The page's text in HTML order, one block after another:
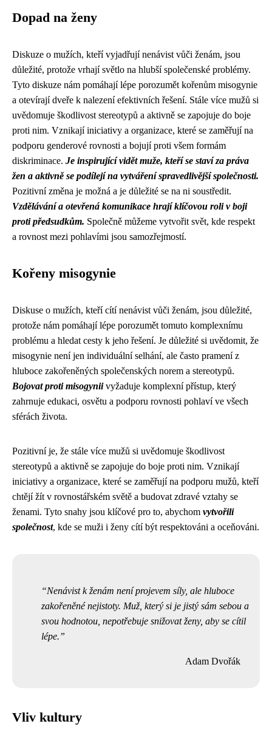
Dopad na ženy
Diskuze o mužích, kteří vyjadřují nenávist vůči ženám, jsou
důležité, protože vrhají světlo na hlubší společenské problémy.
Tyto diskuze nám pomáhají lépe porozumět kořenům misogynie
a otevírají dveře k nalezení efektivních řešení. Stále více mužů si
uvědomuje škodlivost stereotypů a aktivně se zapojuje do boje
proti nim. Vznikají iniciativy a organizace, které se zaměřují na
podporu genderové rovnosti a bojují proti všem formám
diskriminace. Je inspirující vidět muže, kteří se staví za práva
žen a aktivně se podílejí na vytváření spravedlivější společnosti.
Pozitivní změna je možná a je důležité se na ni soustředit.
Vzdělávání a otevřená komunikace hrají klíčovou roli v boji
proti předsudkům. Společně můžeme vytvořit svět, kde respekt
a rovnost mezi pohlavími jsou samozřejmostí.
Kořeny misogynie
Diskuse o mužích, kteří cítí nenávist vůči ženám, jsou důležité,
protože nám pomáhají lépe porozumět tomuto komplexnímu
problému a hledat cesty k jeho řešení. Je důležité si uvědomit, že
misogynie není jen individuální selhání, ale často pramení z
hluboce zakořeněných společenských norem a stereotypů.
Bojovat proti misogyniivyžaduje komplexní přístup, který
zahrnuje edukaci, osvětu a podporu rovnosti pohlaví ve všech
sférách života.
Pozitivní je, že stále více mužů si uvědomuje škodlivost
stereotypů a aktivně se zapojuje do boje proti nim. Vznikají
iniciativy a organizace, které se zaměřují na podporu mužů, kteří
chtějí žít v rovnostářském světě a budovat zdravé vztahy se
ženami. Tyto snahy jsou klíčové pro to, abychom vytvořili
společnost, kde se muži i ženy cítí být respektováni a oceňováni.
Nenávist k ženám není projevem síly, ale hluboce
zakořeněné nejistoty. Muž, který si je jistý sám sebou a
svou hodnotou, nepotřebuje snižovat ženy, aby se cítil
lépe.
Adam Dvořák
Vliv kultury